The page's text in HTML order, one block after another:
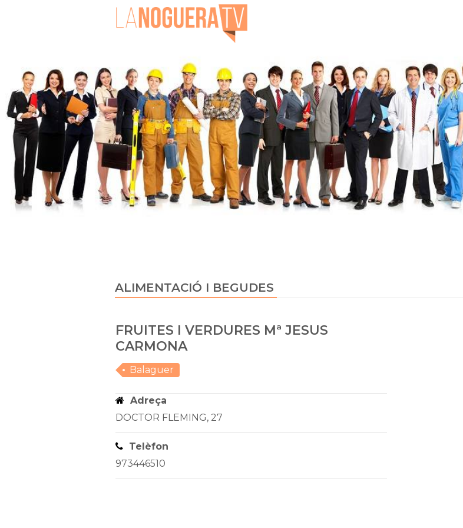
ALIMENTACIÓ I BEGUDES
FRUITES I VERDURES Mª JESUS
CARMONA
Balaguer
Adreça
DOCTOR FLEMING, 27
Telèfon
973446510